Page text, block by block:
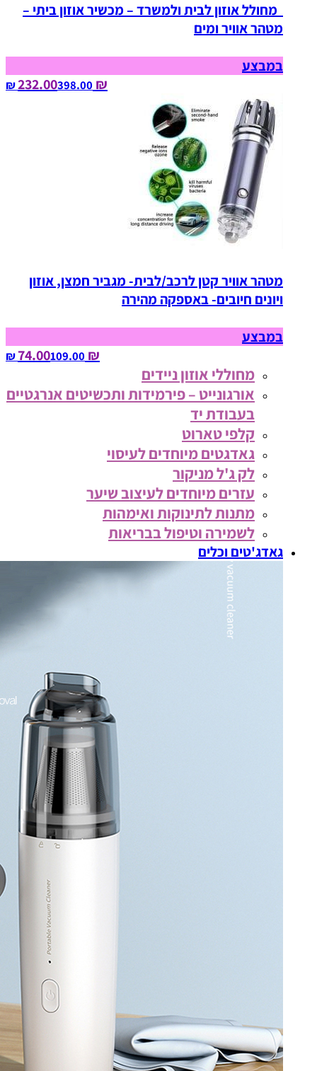
מחולל אוזון לבית ולמשרד – מכשיר אוזון ביתי –
מטהר אוויר ומים
במבצע
₪ 232.00
398.00‏ ₪
מטהר אוויר קטן לרכב/לבית- מגביר חמצן, אוזון
ויונים חיובים- באספקה מהירה
במבצע
₪ 74.00
109.00‏ ₪
מחוללי אוזון ניידים
אורגונייט – פירמידות ותכשיטים אנרגטיים
בעבודת יד
קלפי טארוט
גאדגטים מיוחדים לעיסוי
לק ג'ל מניקור
עזרים מיוחדים לעיצוב שיער
מתנות לתינוקות ואימהות
לשמירה וטיפול בבריאות
גאדג'טים וכלים